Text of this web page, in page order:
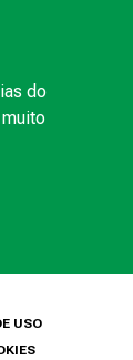
do
USO